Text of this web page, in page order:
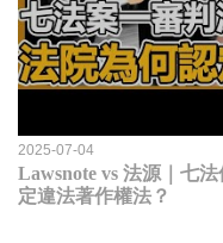
2025-07-04
Lawsnote vs 法源｜七
定違法著作權法？